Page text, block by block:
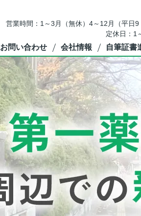
営業時間：1～3月（無休）4～12月（平
定休日：1
お問い合わせ 会社情報 自筆証書